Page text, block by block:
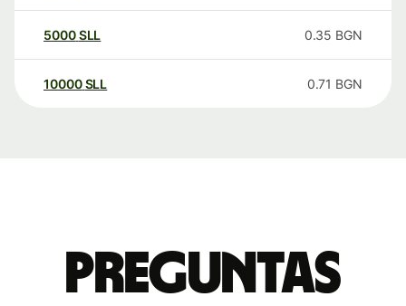
5000SLL 0.35 BGN
10000 SLL 0.71 BGN
Preguntas